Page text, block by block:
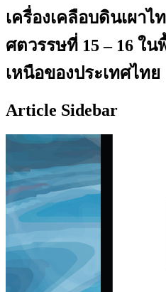
เครื่องเคลือบดินเผา
ศตวรรษที่ 15 – 16 ใน
เหนือของประเทศไทย
Article Sidebar